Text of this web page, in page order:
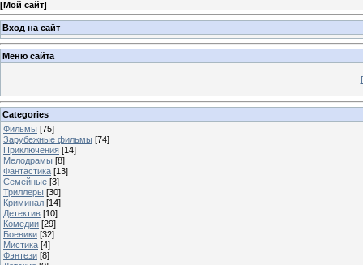
[Мой сайт]
Вход на сайт
Меню сайта
Categories
Фильмы [75]
Зарубежные фильмы [74]
Приключения [14]
Мелодрамы [8]
Фантастика [13]
Семейные [3]
Триллеры [30]
Криминал [14]
Детектив [10]
Комедии [29]
Боевики [32]
Мистика [4]
Фэнтези [8]